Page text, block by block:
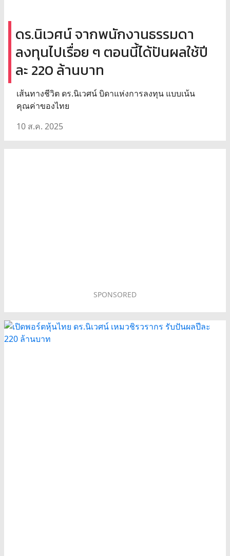
ดร.นิเวศน์ จากพนักงานธรรมดา
ลงทุนไปเรื่อย ๆ ตอนนี้ได้ปันผลใช้ปี
ละ 220 ล้านบาท
เส้นทางชีวิต ดร.นิเวศน์ บิดาแห่งการลงทุน แบบเน้น
คุณค่าของไทย
10 ส.ค. 2025
SPONSORED